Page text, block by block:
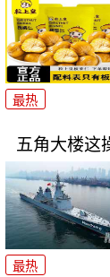
最热
五角大楼这
最热